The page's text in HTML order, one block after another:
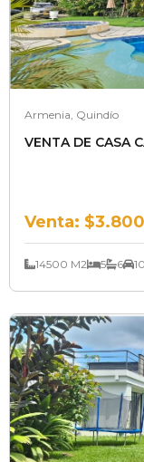
Armenia, Quindío
VENTA DE CASA
Venta:
14500 M2 5 6 10